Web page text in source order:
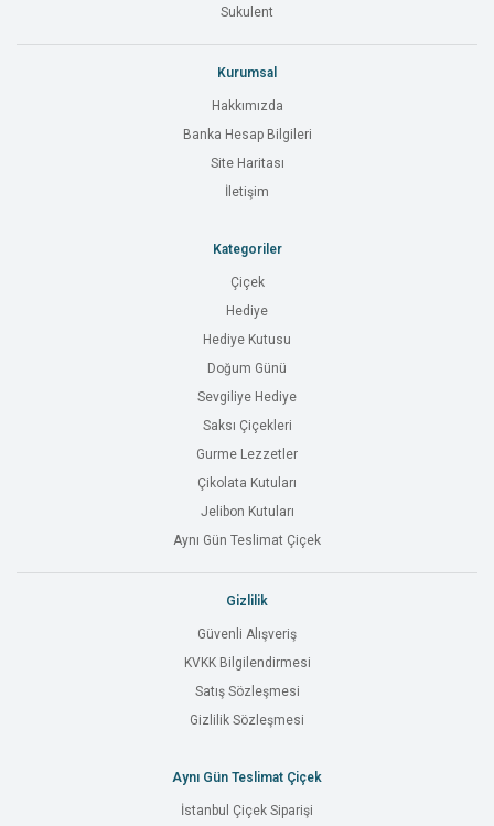
Sukulent
Kurumsal
Hakkımızda
Banka Hesap Bilgileri
Site Haritası
İletişim
Kategoriler
Çiçek
Hediye
Hediye Kutusu
Doğum Günü
Sevgiliye Hediye
Saksı Çiçekleri
Gurme Lezzetler
Çikolata Kutuları
Jelibon Kutuları
Aynı Gün Teslimat Çiçek
Gizlilik
Güvenli Alışveriş
KVKK Bilgilendirmesi
Satış Sözleşmesi
Gizlilik Sözleşmesi
Aynı Gün Teslimat Çiçek
İstanbul Çiçek Siparişi